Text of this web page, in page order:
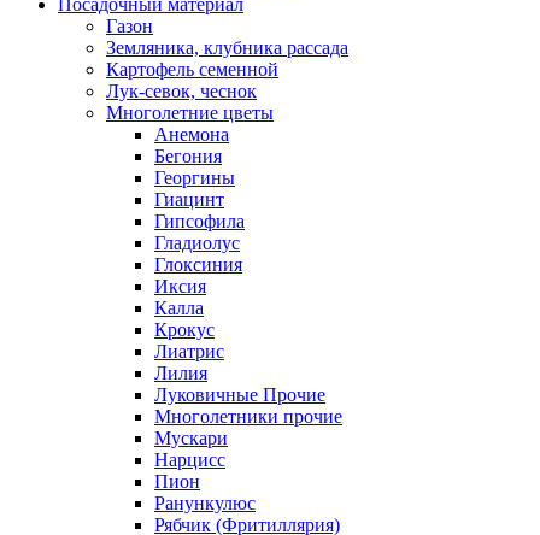
Посадочный материал
Газон
Земляника, клубника рассада
Картофель семенной
Лук-севок, чеснок
Многолетние цветы
Анемона
Бегония
Георгины
Гиацинт
Гипсофила
Гладиолус
Глоксиния
Иксия
Калла
Крокус
Лиатрис
Лилия
Луковичные Прочие
Многолетники прочие
Мускари
Нарцисс
Пион
Ранункулюс
Рябчик (Фритиллярия)